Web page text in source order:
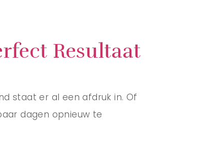
Resultaat
staat er al een afdruk in. Of
dagen opnieuw te